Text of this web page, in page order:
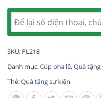
SKU: PL218
Danh mục:Cúp pha lê,Quà
Thẻ:Quà tặng sự kiện